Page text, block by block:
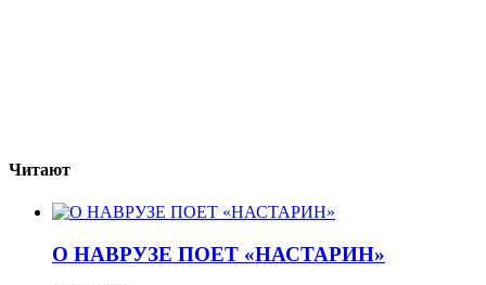
Читают
О НАВРУЗЕ ПОЕТ «НАСТАРИН»